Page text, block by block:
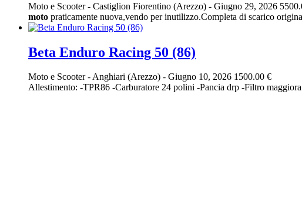
Moto e Scooter- Castiglion Fiorentino (Arezzo) - Giugno 29, 2026
moto praticamente nuova,vendo per inutilizzo.Completa di scarico
Beta Enduro Racing 50 (86)
Moto e Scooter-Anghiari (Arezzo) - Giugno 10, 2026 1500.00 €
Allestimento: -TPR86 -Carburatore 24 polini -Pancia drp -Filtro